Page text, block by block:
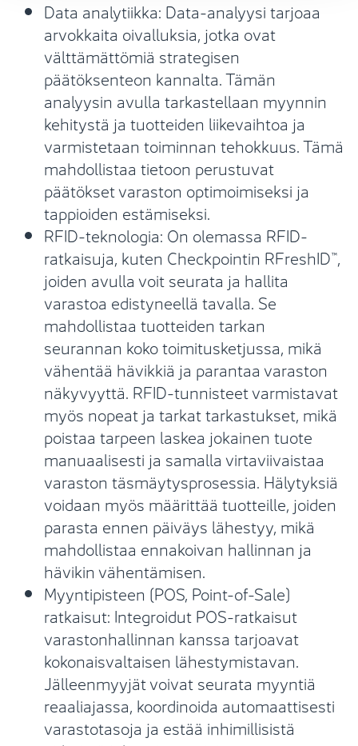
Data analytiikka: Data-analyysi tarjoaa
arvokkaita oivalluksia, jotka ovat
välttämättömiä strategisen
päätöksenteon kannalta. Tämän
analyysin avulla tarkastellaan myynnin
kehitystä ja tuotteiden liikevaihtoa ja
varmistetaan toiminnan tehokkuus. Tämä
mahdollistaa tietoon perustuvat
päätökset varaston optimoimiseksi ja
tappioiden estämiseksi.
RFID-teknologia: On olemassa RFID-
ratkaisuja, kuten Checkpointin RFreshID™,
joiden avulla voit seurata ja hallita
varastoa edistyneellä tavalla. Se
mahdollistaa tuotteiden tarkan
seurannan koko toimitusketjussa, mikä
vähentää hävikkiä ja parantaa varaston
näkyvyyttä. RFID-tunnisteet varmistavat
myös nopeat ja tarkat tarkastukset, mikä
poistaa tarpeen laskea jokainen tuote
manuaalisesti ja samalla virtaviivaistaa
varaston täsmäytysprosessia. Hälytyksiä
voidaan myös määrittää tuotteille, joiden
parasta ennen päiväys lähestyy, mikä
mahdollistaa ennakoivan hallinnan ja
hävikin vähentämisen.
Myyntipisteen (POS, Point-of-Sale)
ratkaisut: Integroidut POS-ratkaisut
varastonhallinnan kanssa tarjoavat
kokonaisvaltaisen lähestymistavan.
Jälleenmyyjät voivat seurata myyntiä
reaaliajassa, koordinoida automaattisesti
varastotasoja ja estää inhimillisistä